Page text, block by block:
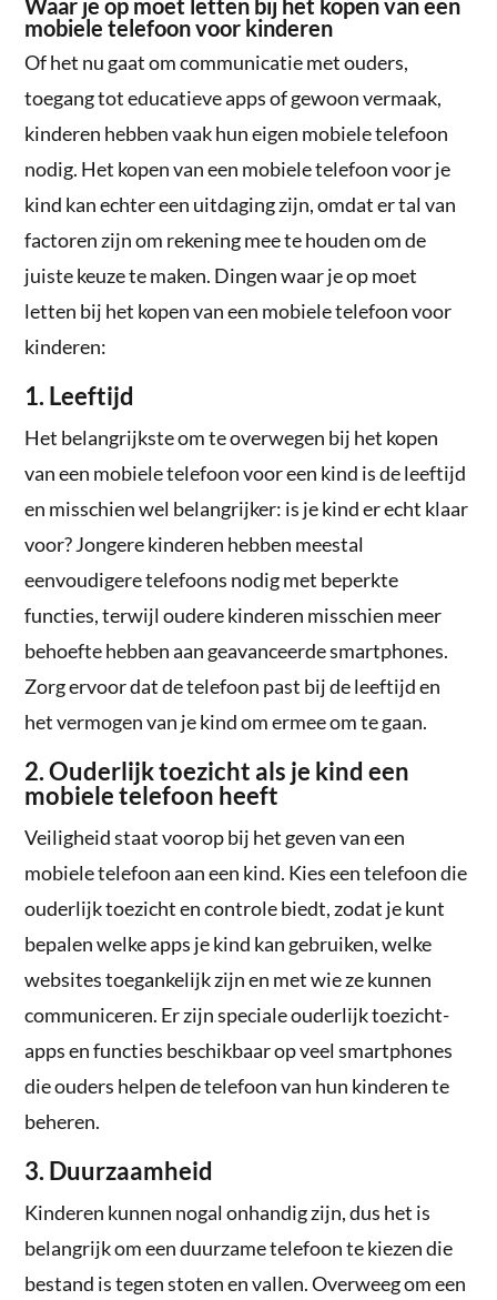
mobiele telefoon voor kinderen
Of het nu gaat om communicatie met ouders,
toegang tot educatieve apps of gewoon vermaak,
kinderen hebben vaak hun eigen mobiele telefoon
nodig. Het kopen van een mobiele telefoon voor je
kind kan echter een uitdaging zijn, omdat er tal van
factoren zijn om rekening mee te houden om de
juiste keuze te maken. Dingen waar je op moet
letten bij het kopen van een mobiele telefoon voor
kinderen:
1. Leeftijd
Het belangrijkste om te overwegen bij het kopen
van een mobiele telefoon voor een kind is de leeftijd
en misschien wel belangrijker: is je kind er echt klaar
voor? Jongere kinderen hebben meestal
eenvoudigere telefoons nodig met beperkte
functies, terwijl oudere kinderen misschien meer
behoefte hebben aan geavanceerde smartphones.
Zorg ervoor dat de telefoon past bij de leeftijd en
het vermogen van je kind om ermee om te gaan.
2. Ouderlijk toezicht als je kind een
mobiele telefoon heeft
Veiligheid staat voorop bij het geven van een
mobiele telefoon aan een kind. Kies een telefoon die
ouderlijk toezicht en controle biedt, zodat je kunt
bepalen welke apps je kind kan gebruiken, welke
websites toegankelijk zijn en met wie ze kunnen
communiceren. Er zijn speciale ouderlijk toezicht-
apps en functies beschikbaar op veel smartphones
die ouders helpen de telefoon van hun kinderen te
beheren.
3. Duurzaamheid
Kinderen kunnen nogal onhandig zijn, dus het is
belangrijk om een duurzame telefoon te kiezen die
bestand is tegen stoten en vallen. Overweeg om een